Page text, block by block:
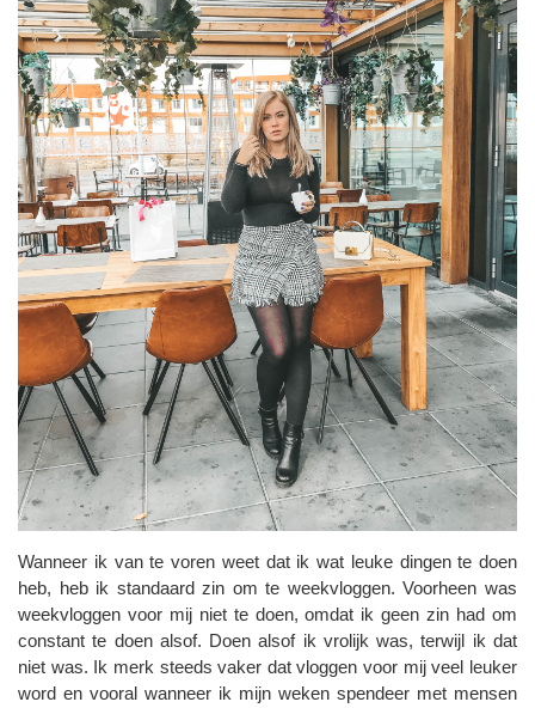
Wanneer ik van te voren weet dat ik wat leuke dingen te doen
heb, heb ik standaard zin om te weekvloggen. Voorheen was
weekvloggen voor mij niet te doen, omdat ik geen zin had om
constant te doen alsof. Doen alsof ik vrolijk was, terwijl ik dat
niet was. Ik merk steeds vaker dat vloggen voor mij veel leuker
word en vooral wanneer ik mijn weken spendeer met mensen